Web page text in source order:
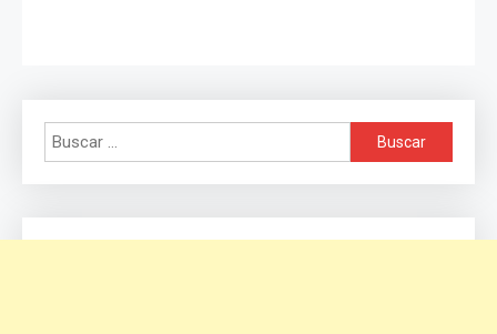
Buscar: